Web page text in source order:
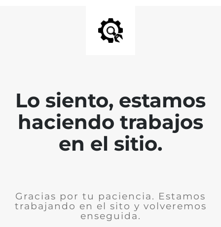
Lo siento, estamos
haciendo trabajos
en el sitio.
Gracias por tu paciencia. Estamos
trabajando en el sito y volveremos
enseguida.